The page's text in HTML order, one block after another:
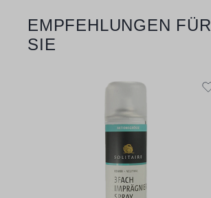
Produktgalerie überspringen
EMPFEHLUNGEN FÜR
SIE